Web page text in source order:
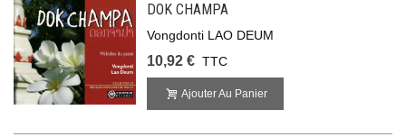
DOK CHAMPA
Vongdonti LAO DEUM
10,92 € TTC
Ajouter Au Panier